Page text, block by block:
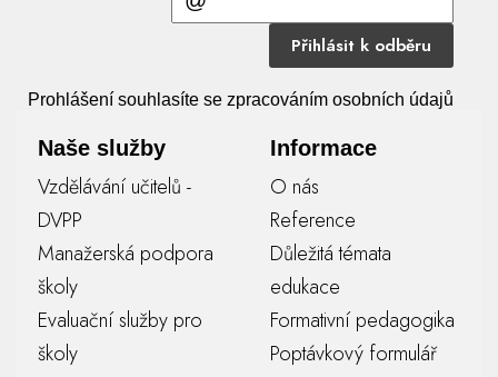
Přihlásit k odběru
Prohlášení souhlasíte se zpracováním osobních údajů
Naše služby
Vzdělávání učitelů -
DVPP
Manažerská podpora
školy
Evaluační služby pro
školy
Informace
O nás
Reference
Důležitá témata
edukace
Formativní pedagogika
Poptávkový formulář